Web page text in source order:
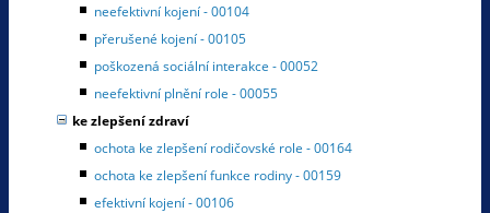
neefektivní kojení - 00104
přerušené kojení - 00105
poškozená sociální interakce - 00052
neefektivní plnění role - 00055
ke zlepšení zdraví
ochota ke zlepšení rodičovské role - 00164
ochota ke zlepšení funkce rodiny - 00159
efektivní kojení - 00106